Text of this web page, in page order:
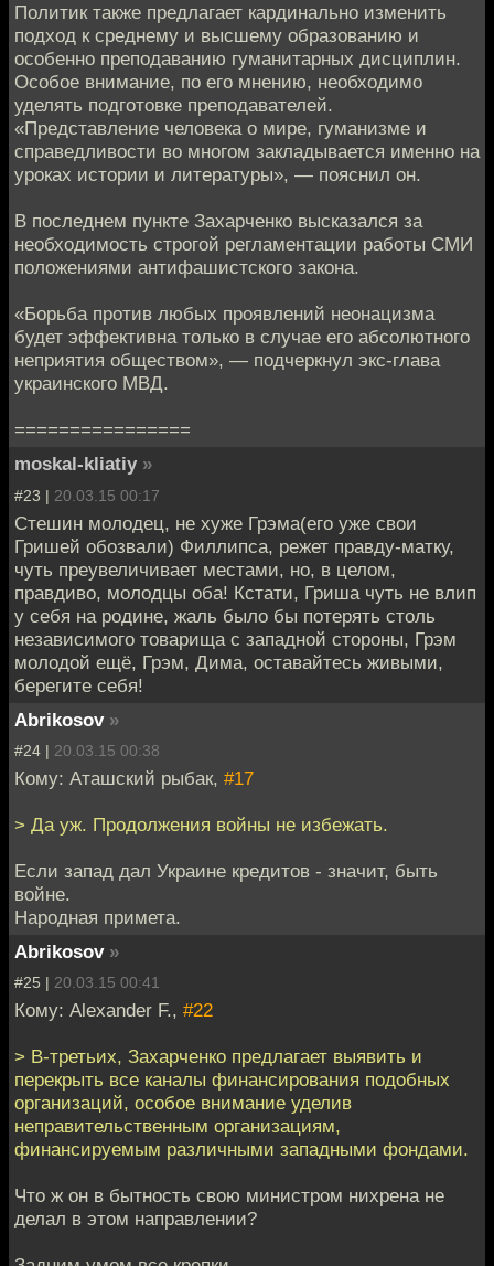
Политик также предлагает кардинально изменить
подход к среднему и высшему образованию и
особенно преподаванию гуманитарных дисциплин.
Особое внимание, по его мнению, необходимо
уделять подготовке преподавателей.
«Представление человека о мире, гуманизме и
справедливости во многом закладывается именно на
уроках истории и литературы», — пояснил он.
В последнем пункте Захарченко высказался за
необходимость строгой регламентации работы СМИ
положениями антифашистского закона.
«Борьба против любых проявлений неонацизма
будет эффективна только в случае его абсолютного
неприятия обществом», — подчеркнул экс-глава
украинского МВД.
================
moskal-kliatiy »
#23 | 20.03.15 00:17
Стешин молодец, не хуже Грэма(его уже свои
Гришей обозвали) Филлипса, режет правду-матку,
чуть преувеличивает местами, но, в целом,
правдиво, молодцы оба! Кстати, Гриша чуть не влип
у себя на родине, жаль было бы потерять столь
независимого товарища с западной стороны, Грэм
молодой ещё, Грэм, Дима, оставайтесь живыми,
берегите себя!
Abrikosov »
#24 | 20.03.15 00:38
Кому: Аташский рыбак, #17
> Да уж. Продолжения войны не избежать.
Если запад дал Украине кредитов - значит, быть
войне.
Народная примета.
Abrikosov »
#25 | 20.03.15 00:41
Кому: Alexander F., #22
> В-третьих, Захарченко предлагает выявить и
перекрыть все каналы финансирования подобных
организаций, особое внимание уделив
неправительственным организациям,
финансируемым различными западными фондами.
Что ж он в бытность свою министром нихрена не
делал в этом направлении?